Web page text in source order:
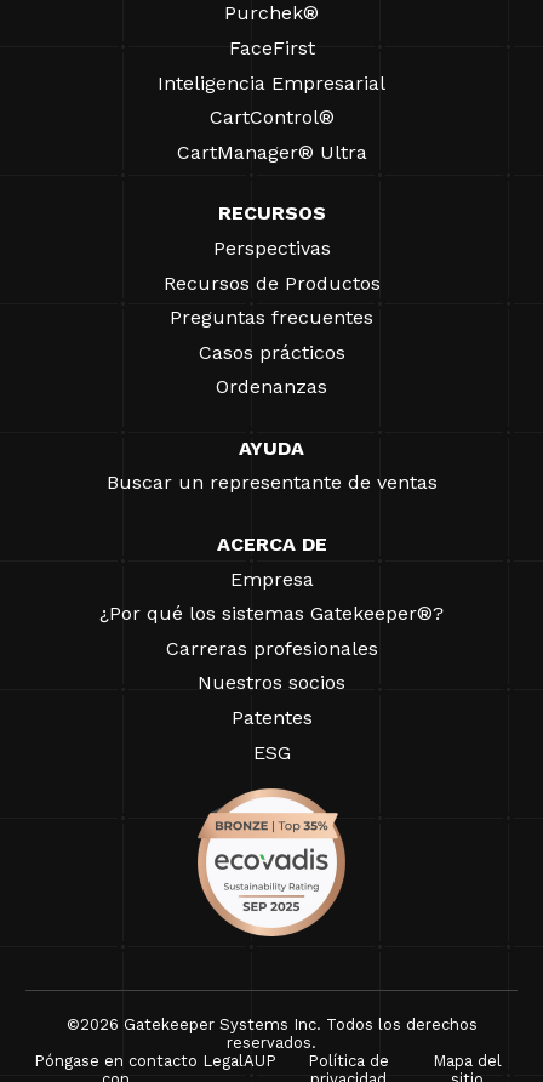
Purchek®
FaceFirst
Inteligencia Empresarial
CartControl®
CartManager® Ultra
RECURSOS
Perspectivas
Recursos de Productos
Preguntas frecuentes
Casos prácticos
Ordenanzas
AYUDA
Buscar un representante de ventas
ACERCA DE
Empresa
¿Por qué los sistemas Gatekeeper®?
Carreras profesionales
Nuestros socios
Patentes
ESG
©2026 Gatekeeper Systems Inc. Todos los derechos
reservados.
Póngase en contacto LegalAUP
Política de
Mapa del